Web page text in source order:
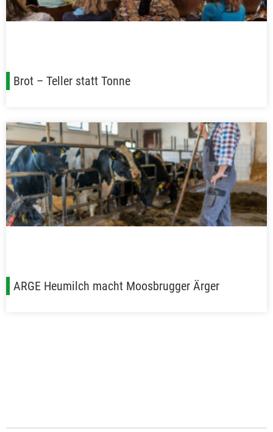
Brot – Teller statt Tonne
ARGE Heumilch macht Moosbrugger Ärger